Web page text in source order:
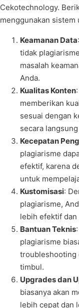
Cekotechnology.
menggunakan
Keamanan Data
tidak
masalah
Anda.
Kualitas Konten
memberikan
sesuai dengan
secara
Kecepatan
plagiarisme
efektif, karena
untuk
Kustomisasi:
plagiarisme,
lebih efektif dan
Bantuan Teknis
plagiarisme
troubleshooting
timbul.
Upgrades dan
biasanya akan
lebih cepat dan